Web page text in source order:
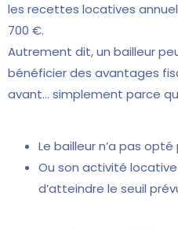
les recettes locatives
700 €.
Autrement dit, un bailleur
bénéficier des avantages
avant… simplement parce
Le bailleur n’a pas
Ou son activité
d’atteindre le seuil